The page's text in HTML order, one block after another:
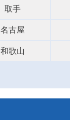
取手
名古屋
和歌山